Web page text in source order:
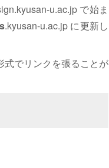
u.ac.jp で始ま
.kyusan-u.ac.jp に更新し
式でリンクを張ることが